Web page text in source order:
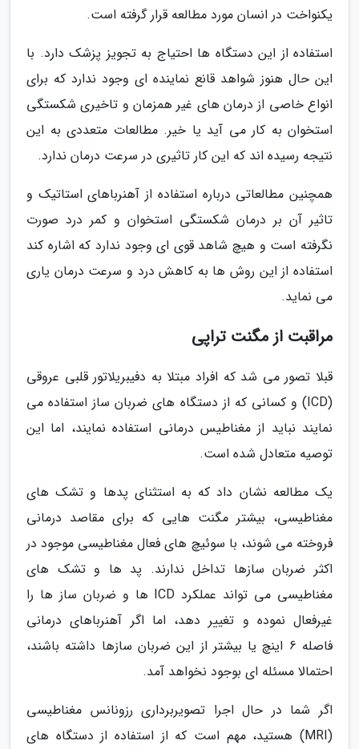
یکنواخت در انسان مورد مطالعه قرار گرفته است.
استفاده از این دستگاه ها احتیاج به تجویز پزشک دارد. با
این حال هنوز شواهد قانع نماینده ای وجود ندارد که برای
انواع خاصی از درمان های غیر همزمان و تاخیری شکستگی
استخوان به کار می آید یا خیر. مطالعات متعددی به این
نتیجه رسیده اند که این کار تاثیری در سرعت درمان ندارد.
همچنین مطالعاتی درباره استفاده از آهنرباهای استاتیک و
تاثیر آن بر درمان شکستگی استخوان و کمر درد صورت
نگرفته است و هیچ شاهد قوی ای وجود ندارد که اشاره کند
استفاده از این روش ها به کاهش درد و سرعت درمان یاری
می نماید.
مراقبت از مگنت تراپی
قبلا تصور می شد که افراد مبتلا به دفیبریلاتور قلبی عروقی
(ICD) و کسانی که از دستگاه های ضربان ساز استفاده می
نمایند نباید از مغناطیس درمانی استفاده نمایند، اما این
توصیه متعادل شده است.
یک مطالعه نشان داد که به استثنای پدها و تشک های
مغناطیسی، بیشتر مگنت هایی که برای مقاصد درمانی
فروخته می شوند، با سوئیچ های فعال مغناطیسی موجود در
اکثر ضربان سازها تداخل ندارند. پد ها و تشک های
مغناطیسی می تواند عملکرد ICD ها و ضربان ساز ها را
غیرفعال نموده و تغییر دهد، اما اگر آهنرباهای درمانی
فاصله 6 اینچ یا بیشتر از این ضربان سازها داشته باشند،
احتمالا مسئله ای بوجود نخواهد آمد.
اگر شما در حال اجرا تصویربرداری رزونانس مغناطیسی
(MRI) هستید، مهم است که از استفاده از دستگاه های